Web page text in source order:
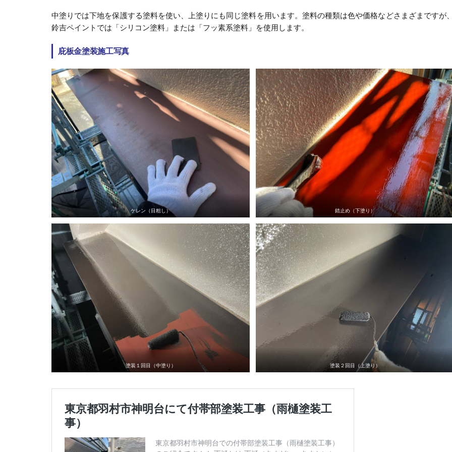
中塗りでは下地を保護する塗料を使い、上塗りにも同じ塗料を用います。塗料の種類は色や価格などさまざまですが
鈴吉ペイントでは「シリコン塗料」または「フッ素系塗料」を使用します。
庇板金塗装施工写真
ケレン（目粗し） 錆止め（下塗り）
塗装１回目（中塗り） 塗装２回目（上塗り）